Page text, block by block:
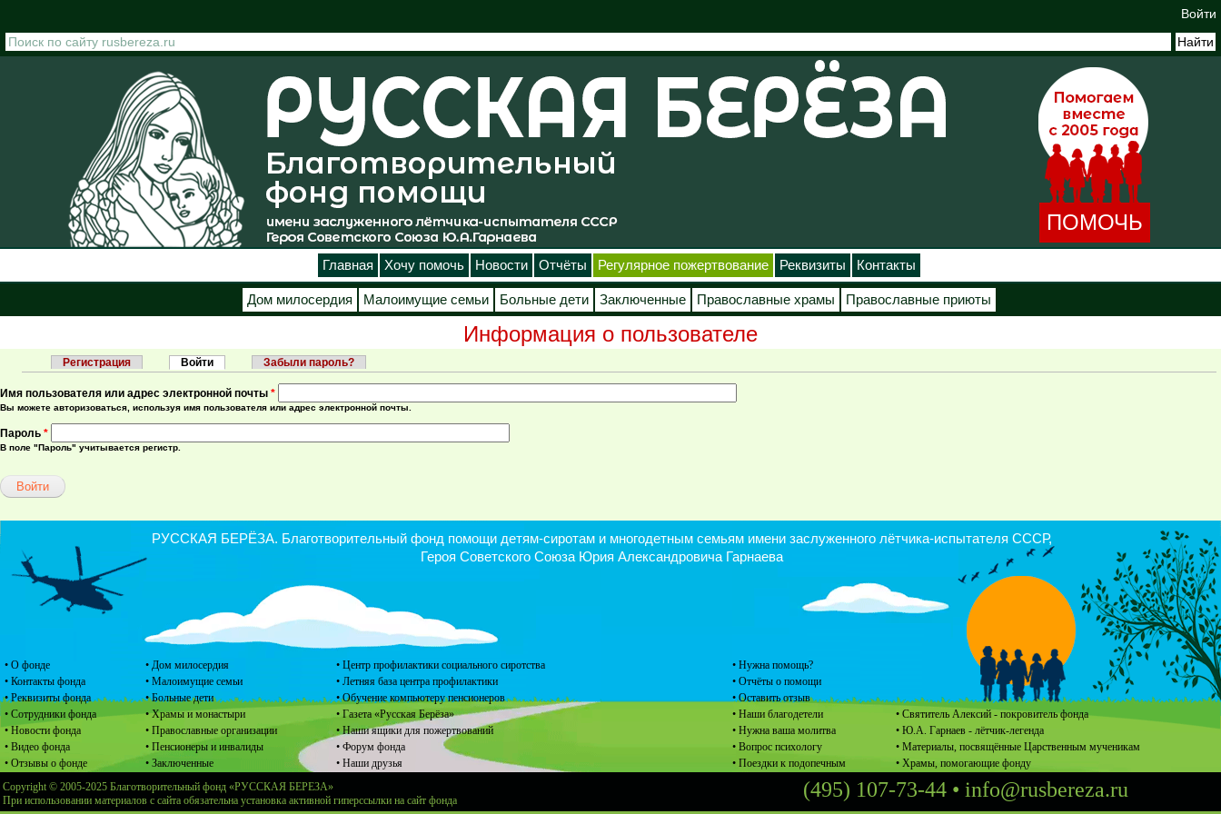
Войти
ПОМОЧЬ
Главная Хочу помочь Новости Отчёты Регулярное пожертвование Реквизиты Контакты
Дом милосердия Малоимущие семьи Больные дети Заключенные Православные храмы Православные приюты
Информация о пользователе
Главные вкладки
Регистрация Войти (активная вкладка)
Забыли пароль?
Имя пользователя или адрес электронной почты *
Вы можете авторизоваться, используя имя пользователя или адрес электронной почты.
Пароль *
В поле "Пароль" учитывается регистр.
• О фонде
• Контакты фонда
• Реквизиты фонда
• Сотрудники фонда
• Новости фонда
• Видео фонда
• Отзывы о фонде
• Дом милосердия
• Малоимущие семьи
• Больные дети
• Храмы и монастыри
• Православные организации
• Пенсионеры и инвалиды
• Заключенные
• Центр профилактики социального сиротства
• Летняя база центра профилактики
• Обучение компьютеру пенсионеров
• Газета «Русская Берёза»
• Наши ящики для пожертвований
• Форум фонда
• Наши друзья
• Нужна помощь?
• Отчёты о помощи
• Оставить отзыв
• Наши благодетели
• Нужна ваша молитва
• Вопрос психологу
• Поездки к подопечным
• Святитель Алексий - покровитель фонда
• Ю.А. Гарнаев - лётчик-легенда
• Материалы, посвящённые Царственным мученикам
• Храмы, помогающие фонду
РУССКАЯ БЕРЁЗА. Благотворительный фонд помощи детям-сиротам и многодетным семьям имени заслуженного лётчика-испытателя СССР,
Героя Советского Союза Юрия Александровича Гарнаева
Copyright © 2005-2025 Благотворительный фонд «РУССКАЯ БЕРЕЗА»
При использовании материалов с сайта обязательна установка активной гиперссылки на сайт фонда
(495) 107-73-44 • info@rusbereza.ru